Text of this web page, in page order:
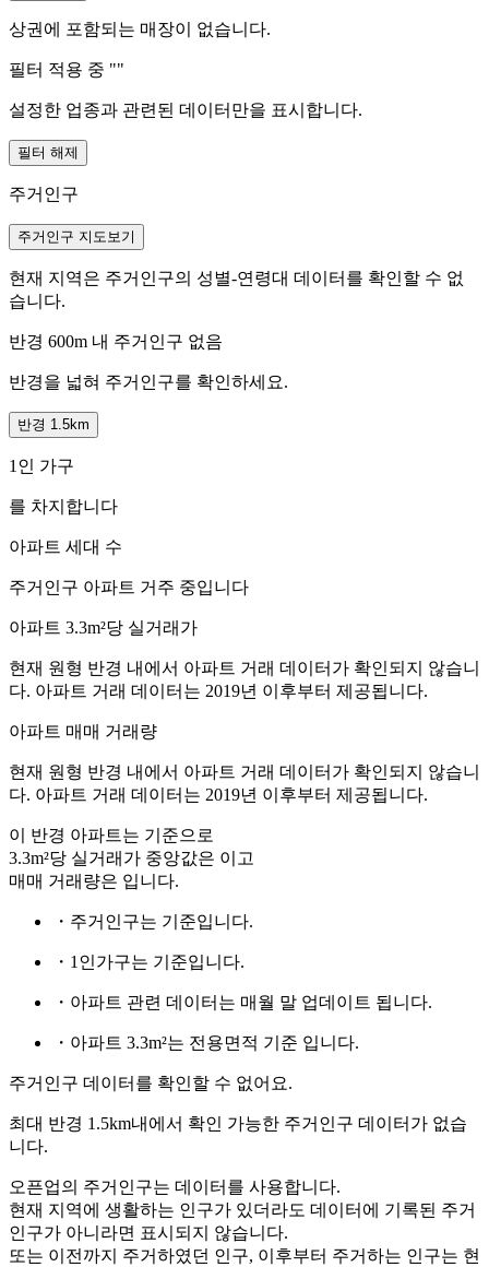
상권에 포함되는 매장이 없습니다.
필터 적용 중 ""
설정한 업종과 관련된 데이터만을 표시합니다.
필터 해제
주거인구
주거인구 지도보기
현재 지역은 주거인구의 성별-연령대 데이터를 확인할 수 없
습니다.
반경 600m 내 주거인구 없음
반경을 넓혀 주거인구를 확인하세요.
반경 1.5km
1인 가구
를 차지합니다
아파트 세대 수
주거인구 아파트 거주 중입니다
아파트 3.3m²당 실거래가
현재 원형 반경 내에서 아파트 거래 데이터가 확인되지 않습니
다. 아파트 거래 데이터는 2019년 이후부터 제공됩니다.
아파트 매매 거래량
현재 원형 반경 내에서 아파트 거래 데이터가 확인되지 않습니
다. 아파트 거래 데이터는 2019년 이후부터 제공됩니다.
이 반경 아파트는 기준으로
3.3m²당 실거래가 중앙값은 이고
매매 거래량은 입니다.
・주거인구는 기준입니다.
・1인가구는 기준입니다.
・아파트 관련 데이터는 매월 말 업데이트 됩니다.
・아파트 3.3m²는 전용면적 기준 입니다.
주거인구 데이터를 확인할 수 없어요.
최대 반경 1.5km내에서 확인 가능한 주거인구 데이터가 없습
니다.
오픈업의 주거인구는 데이터를 사용합니다.
현재 지역에 생활하는 인구가 있더라도 데이터에 기록된 주거
인구가 아니라면 표시되지 않습니다.
또는 이전까지 주거하였던 인구, 이후부터 주거하는 인구는 현